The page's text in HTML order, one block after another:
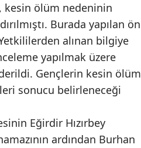
kesin ölüm nedeninin
Burada yapılan ön
alınan bilgiye
yapılmak üzere
Gençlerin kesin ölüm
sonucu belirleneceği
Eğirdir Hızırbey
ardından Burhan